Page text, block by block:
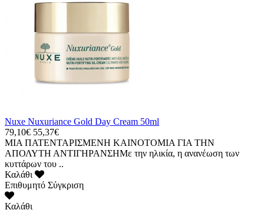
Nuxe Nuxuriance Gold Day Cream 50ml
79,10€ 55,37€
ΜΙΑ ΠΑΤΕΝΤΑΡΙΣΜΕΝΗ ΚΑΙΝΟΤΟΜΙΑ ΓΙΑ ΤΗΝ
ΑΠΟΛΥΤΗ ΑΝΤΙΓΗΡΑΝΣΗΜε την ηλικία, η ανανέωση των
κυττάρων του ..
Καλάθι
Επιθυμητό Σύγκριση
Καλάθι